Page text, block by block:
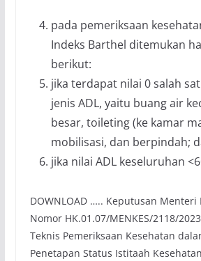
pada pemeriksaan
Indeks Barthel ditemukan
berikut:
jika terdapat nilai 0 salah
jenis ADL, yaitu buang air
besar, toileting (ke kamar
mobilisasi, dan berpindah;
jika nilai ADL keseluruhan
DOWNLOAD ….. Keputusan Menteri
Nomor HK.01.07/MENKES/2118/
Teknis Pemeriksaan Kesehatan
Penetapan Status Istitaah